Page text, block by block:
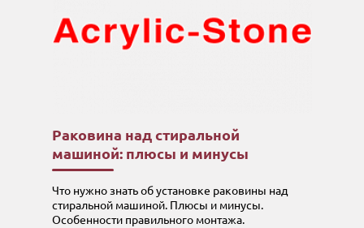
Раковина над стиральной
машиной: плюсы и минусы
Что нужно знать об установке раковины над
стиральной машиной. Плюсы и минусы.
Особенности правильного монтажа.